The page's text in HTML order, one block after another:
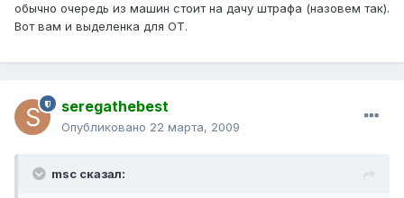
обычно очередь из машин стоит на дачу штрафа (назовем так).
Вот вам и выделенка для ОТ.
seregathebest
Опубликовано 22 марта, 2009
msc сказал: